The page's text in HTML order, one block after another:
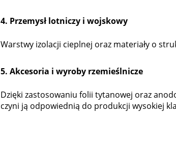
4. Przemysł lotniczy i wojskowy
Warstwy izolacji cieplnej oraz materiały o
5. Akcesoria i wyroby rzemieślnicze
Dzięki zastosowaniu folii tytanowej oraz
czyni ją odpowiednią do produkcji wysokiej